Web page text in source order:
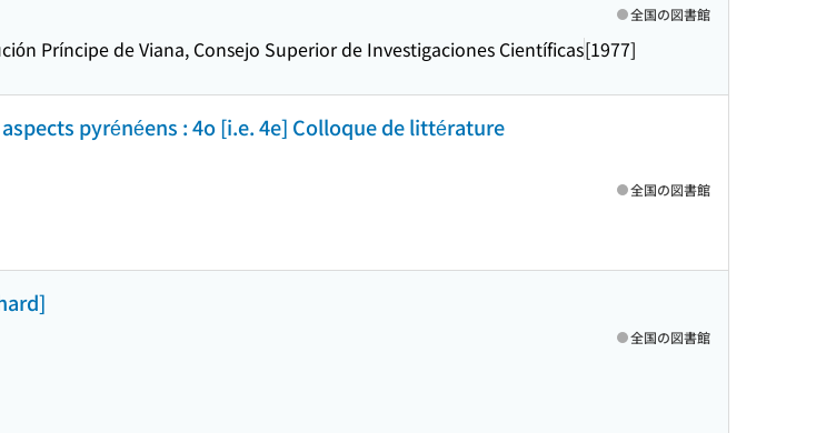
Príncipe de Viana, Consejo Superior de Investigaciones Científicas[1977]
全国の図書館
pyrénéens : 4o [i.e. 4e] Colloque de littérature
全国の図書館
全国の図書館